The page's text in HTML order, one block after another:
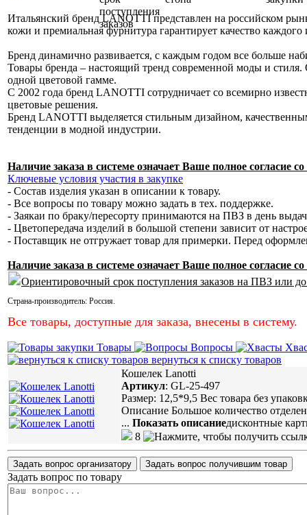
Итальянский бренд LANOTTI представлен на российском
кожи и премиальная фурнитура гарантирует качество
Бренд динамично развивается, с каждым годом все больше
Товары бренда – настоящий тренд современной моды и
одной цветовой гамме.
С 2002 года бренд LANOTTI сотрудничает со всемирно
цветовые решения.
Бренд LANOTTI выделяется стильным дизайном,
тенденции в модной индустрии.
Наличие заказа в системе означает Ваше полное согласие
Ключевые условия участия в закупке
- Состав изделия указан в описании к товару.
- Все вопросы по товару можно задать в тех. поддержке.
- Заякаи по браку/пересорту принимаются на ПВЗ в день
- Цветопередача изделий в большой степени зависит от
- Поставщик не отгружает товар для примерки. Перед
Наличие заказа в системе означает Ваше полное согласие
Ориентировочный срок поступления заказов на ПВЗ или
Страна-производитель: Россия.
Все товары, доступные для заказа, внесены в систему.
Товары Вопросы
вернуться к списку товаров
Кошелек Lanotti
Артикул: GL-25-497
Размер: 12,5*9,5 Вес товара без
Описание Большое количество
... Показать описаниедисконтные
8
Задать вопрос организатору Задать вопрос получившим товар
Задать вопрос по товару